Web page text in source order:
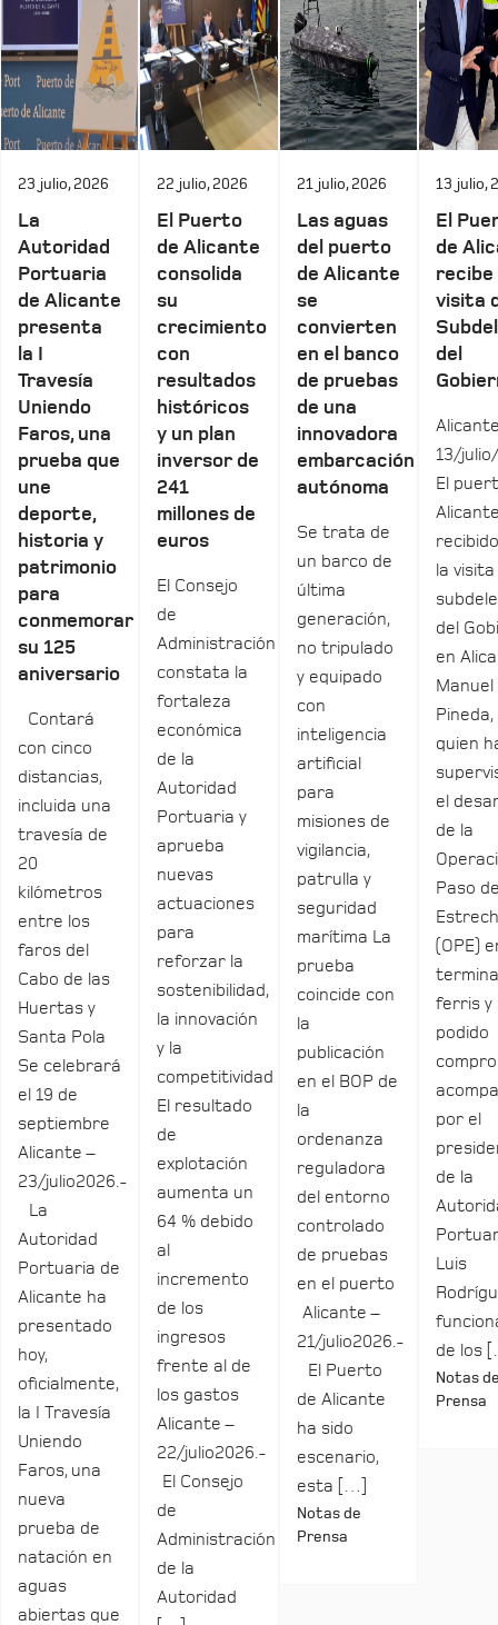
23 julio, 2026
La
Autoridad
Portuaria
de Alicante
presenta
la I
Travesía
Uniendo
Faros, una
prueba que
une
deporte,
historia y
patrimonio
para
conmemorar
su 125
aniversario
Contará
con cinco
distancias,
incluida una
travesía de
20
kilómetros
entre los
faros del
Cabo de las
Huertas y
Santa Pola
Se celebrará
el 19 de
septiembre
Alicante –
23/julio2026.-
La
Autoridad
Portuaria de
Alicante ha
presentado
hoy,
oficialmente,
la I Travesía
Uniendo
Faros, una
nueva
prueba de
natación en
aguas
abiertas que
22 julio, 2026
El Puerto
de Alicante
consolida
su
crecimiento
con
resultados
históricos
y un plan
inversor de
241
millones de
euros
El Consejo
de
Administración
constata la
fortaleza
económica
de la
Autoridad
Portuaria y
aprueba
nuevas
actuaciones
para
reforzar la
sostenibilidad,
la innovación
y la
competitividad
El resultado
de
explotación
aumenta un
64 % debido
al
incremento
de los
ingresos
frente al de
los gastos
Alicante –
22/julio2026.-
El Consejo
de
Administración
de la
Autoridad
21 julio, 2026
Las aguas
del puerto
de Alicante
se
convierten
en el banco
de pruebas
de una
innovadora
embarcación
autónoma
Se trata de
un barco de
última
generación,
no tripulado
y equipado
con
inteligencia
artificial
para
misiones de
vigilancia,
patrulla y
seguridad
marítima La
prueba
coincide con
la
publicación
en el BOP de
la
ordenanza
reguladora
del entorno
controlado
de pruebas
en el puerto
Alicante –
21/julio2026.-
El Puerto
de Alicante
ha sido
escenario,
esta […]
Notas de
Prensa
13 julio,
El
de
recibe
visita
del
13/
El
la
del
en
Manuel
Pineda,
quien
el
de la
Paso
(OPE)
ferris y
podido
por el
de la
Luis
de los
Notas
Prensa